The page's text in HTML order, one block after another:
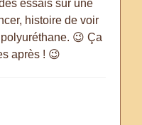
essais sur une
histoire de voir
😉 Ça
après ! 😉